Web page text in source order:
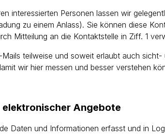
interessierten Personen lassen wir
zu einem Anlass). Sie können diese
Mitteilung an die Kontaktstelle in Ziff. 1
teilweise und soweit erlaubt auch
wir hier messen und besser verstehen
elektronischer Angebote
Daten und Informationen erfasst und in